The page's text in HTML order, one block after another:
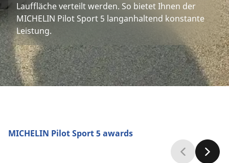
Lauffläche verteilt werden. So bietet Ihnen der
MICHELIN Pilot Sport 5 langanhaltend konstante
Leistung.
MICHELIN Pilot Sport 5 awards